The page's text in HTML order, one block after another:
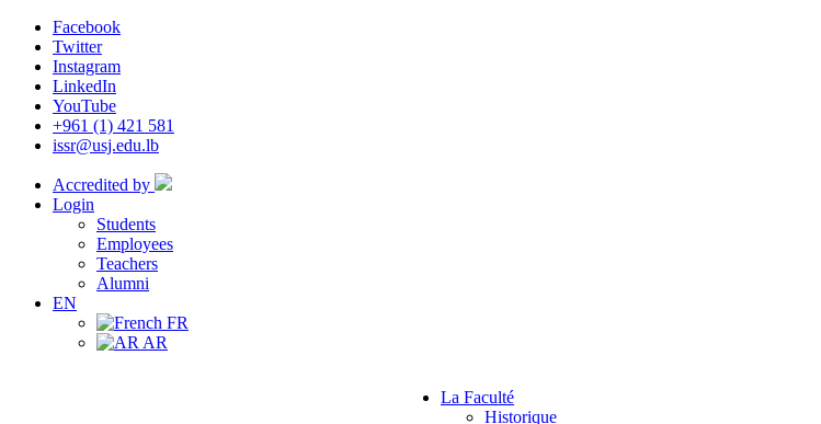
Facebook
Twitter
Instagram
LinkedIn
YouTube
+961 (1) 421 581
issr@usj.edu.lb
Accredited by
Login
Students
Employees
Teachers
Alumni
EN
FR
AR
La Faculté
Historique